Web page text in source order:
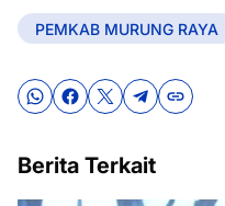
PEMKAB MURUNG RAYA
Berita Terkait